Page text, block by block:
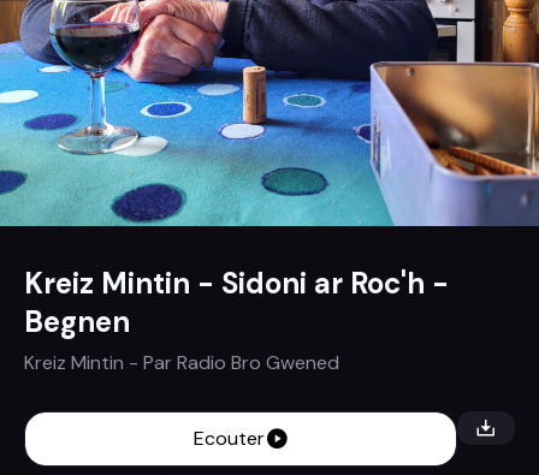
Kreiz Mintin - Sidoni ar Roc'h -
Begnen
Kreiz Mintin - ParRadio Bro Gwened
Ecouter